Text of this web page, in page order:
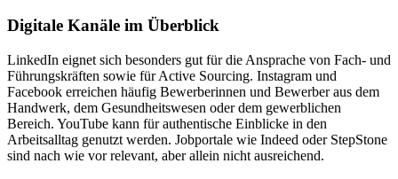
Digitale Kanäle im Überblick
LinkedIn eignet sich besonders gut für die Ansprache von Fach- und
Führungskräften sowie für Active Sourcing. Instagram und
Facebook erreichen häufig Bewerberinnen und Bewerber aus dem
Handwerk, dem Gesundheitswesen oder dem gewerblichen
Bereich. YouTube kann für authentische Einblicke in den
Arbeitsalltag genutzt werden. Jobportale wie Indeed oder StepStone
sind nach wie vor relevant, aber allein nicht ausreichend.